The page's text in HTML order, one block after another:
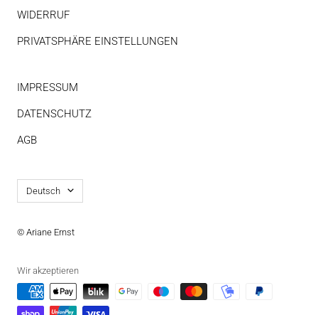
WIDERRUF
PRIVATSPHÄRE EINSTELLUNGEN
IMPRESSUM
DATENSCHUTZ
AGB
Sprache
Deutsch
© Ariane Ernst
Wir akzeptieren